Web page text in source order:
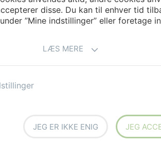
og planker Allura Flex Material
miljøer som
minimerer
og de kan
disse. Du kan til enhver tid
”Mine indstillinger” eller foretage
LÆS MERE
JEG ER IKKE ENIG JEG